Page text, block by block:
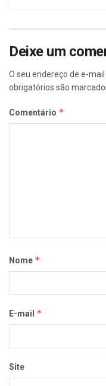
Deixe um
O seu endereço de e-
obrigatórios são
Comentário *
Nome *
E-mail *
Site